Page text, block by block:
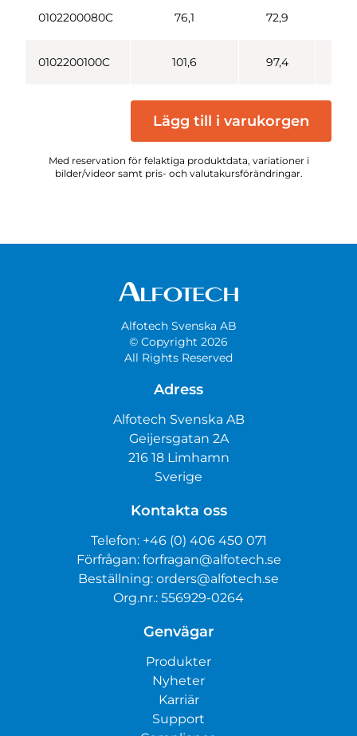
0102200080C 76,1 72,9
0102200100C 101,6 97,4
Lägg till i varukorgen
Med reservation för felaktiga produktdata, variationer i
bilder/videor samt pris- och valutakursförändringar.
Alfotech Svenska AB
© Copyright 2026
All Rights Reserved
Adress
Alfotech Svenska AB
Geijersgatan 2A
216 18 Limhamn
Sverige
Kontakta oss
Telefon: +46 (0) 406 450 071
Förfrågan: forfragan@alfotech.se
Beställning: orders@alfotech.se
Org.nr.: 556929-0264
Genvägar
Produkter
Nyheter
Karriär
Support